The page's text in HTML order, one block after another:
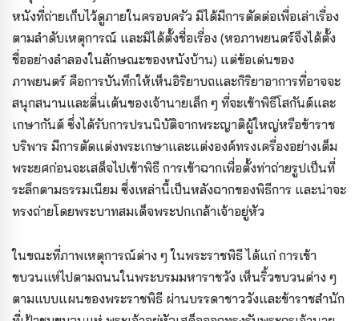
หนังที่ถ่ายเก็บไว้ดูภายในครอบครัว มิได้มีการตัดต่อเพื่อเล่าเรื่อง
ตามลำดับเหตุการณ์ และมิได้ตั้งชื่อเรื่อง (หอภาพยนตร์จึงได้ตั้ง
ชื่ออย่างลำลองในลักษณะของหนังบ้าน) แต่ข้อเด่นของ
ภาพยนตร์ คือการบันทึกให้เห็นอิริยาบถและกิริยาอาการที่อาจจะ
สนุกสนานและตื่นเต้นของเจ้านายเล็ก ๆ ที่จะเข้าพิธีโสกันต์และ
เกษากันต์ ซึ่งได้รับการปรนนิบัติจากพระญาติผู้ใหญ่หรือข้าราช
บริพาร มีการตัดแต่งพระเกษาและแต่งองค์ทรงเครื่องอย่างเต็ม
พระยศก่อนจะเสด็จไปเข้าพิธี การเข้าฉากเพื่อตั้งท่าถ่ายรูปเป็นที่
ระลึกตามธรรมเนียม ซึ่งเหล่านี้เป็นหลังฉากของพิธีการ และน่าจะ
ทรงถ่ายโดยพระบาทสมเด็จพระปกเกล้าเจ้าอยู่หัว
ในขณะที่ภาพเหตุการณ์ต่าง ๆ ในพระราชพิธี ได้แก่ การเข้า
ขบวนแห่ไปตามถนนในพระบรมมหาราชวัง เห็นริ้วขบวนต่าง ๆ
ตามแบบแผนของพระราชพิธี ผ่านบรรดาชาววังและข้าราชสำนัก